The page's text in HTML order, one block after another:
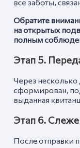
все заботы,
Обратите
на открытых
полным
Этап 5.
Через несколько
сформирован,
выданная
Этап 6.
После отправки